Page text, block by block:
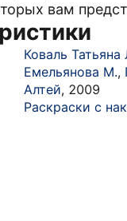
вам
Коваль
Емельянова М.,
Алтей, 2009
Раскраски с